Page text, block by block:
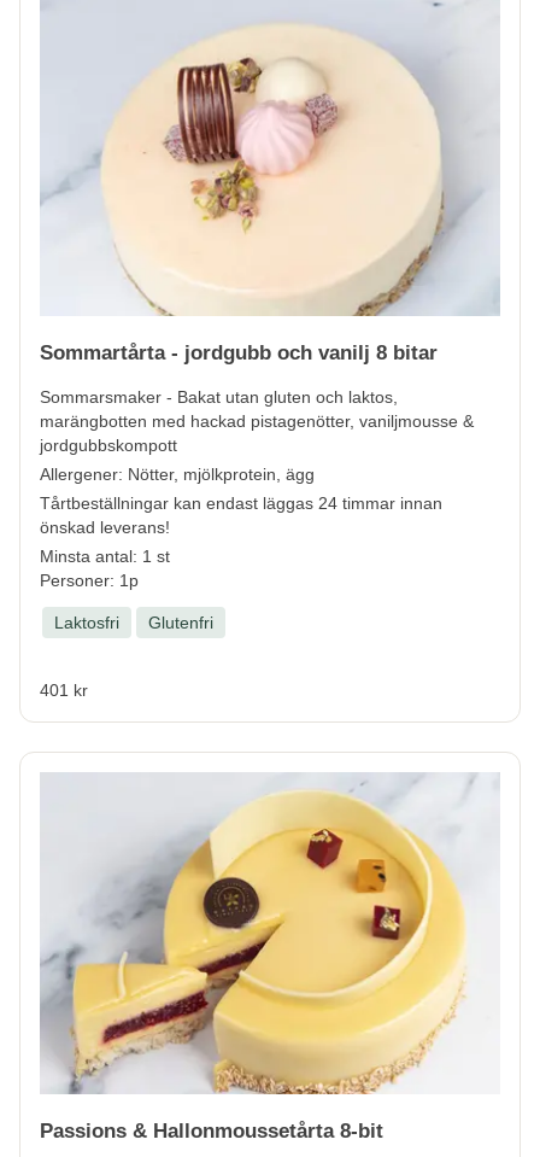
Sommartårta - jordgubb och vanilj 8 bitar
Sommarsmaker - Bakat utan gluten och laktos,
marängbotten med hackad pistagenötter, vaniljmousse &
jordgubbskompott
Allergener: Nötter, mjölkprotein, ägg
Tårtbeställningar kan endast läggas 24 timmar innan
önskad leverans!
Minsta antal: 1 st
Personer: 1p
Laktosfri Glutenfri
401 kr
Passions & Hallonmoussetårta 8-bit